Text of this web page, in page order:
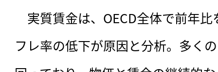
実質賃金は、OECD全体で前年
フレ率の低下が原因と分析。多く